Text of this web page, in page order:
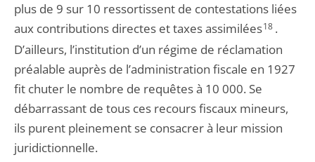
plus de 9 sur 10 ressortissent de contestations liées
aux contributions directes et taxes assimilées18.
D’ailleurs, l’institution d’un régime de réclamation
préalable auprès de l’administration fiscale en 1927
fit chuter le nombre de requêtes à 10 000. Se
débarrassant de tous ces recours fiscaux mineurs,
ils purent pleinement se consacrer à leur mission
juridictionnelle.